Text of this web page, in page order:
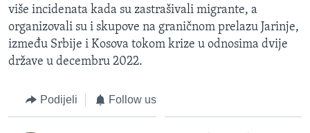
više incidenata kada su zastrašivali migrante, a
organizovali su i skupove na graničnom prelazu Jarinje,
između Srbije i Kosova tokom krize u odnosima dvije
države u decembru 2022.
Podijeli Follow us